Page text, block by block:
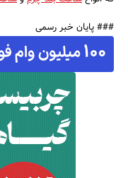
### پایان خبر رسمی